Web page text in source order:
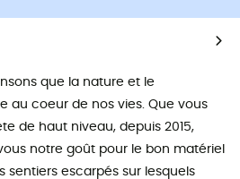
que la nature et le
au coeur de nos vies. Que vous
de haut niveau, depuis 2015,
notre goût pour le bon matériel
sentiers escarpés sur lesquels